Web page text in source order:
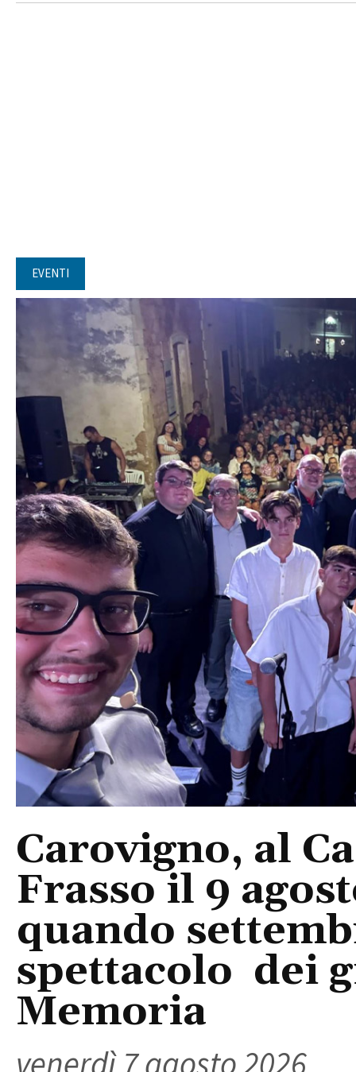
EVENTI
Carovigno, al
Frasso il 9
quando
spettacolo dei
Memoria